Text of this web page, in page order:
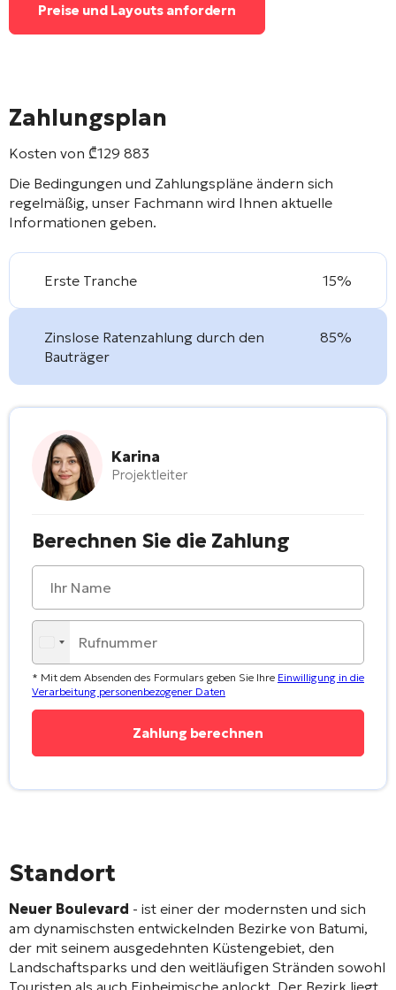
Preise und Layouts anfordern
Zahlungsplan
Kosten von ₾129 883
Die Bedingungen und Zahlungspläne ändern sich
regelmäßig, unser Fachmann wird Ihnen aktuelle
Informationen geben.
Erste Tranche 15%
Zinslose Ratenzahlung durch den
Bauträger
85%
Karina
Projektleiter
Berechnen Sie die Zahlung
* Mit dem Absenden des Formulars geben Sie Ihre Einwilligung in die
Verarbeitung personenbezogener Daten
Standort
Neuer Boulevard - ist einer der modernsten und sich
am dynamischsten entwickelnden Bezirke von Batumi,
der mit seinem ausgedehnten Küstengebiet, den
Landschaftsparks und den weitläufigen Stränden sowohl
Touristen als auch Einheimische anlockt. Der Bezirk liegt